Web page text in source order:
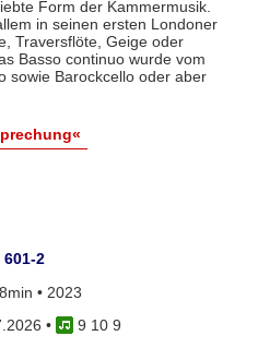
Form der Kammermusik.
in seinen ersten Londoner
Traversflöte, Geige oder
Basso continuo wurde vom
sowie Barockcello oder aber
2
• 2023
•
9 10 9